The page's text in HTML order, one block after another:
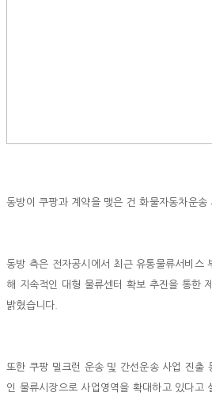
동방이 쿠팡과 계약을 맺은 건 화물자동차운송
동방 측은 전자공시에서 최근 유통물류서비스
해 지속적인 대형 물류센터 확보 추진을 통한
밝혔습니다.
또한 쿠팡 밀크런 운송 및 간선운송 사업 진출
인 물류시장으로 사업영역을 확대하고 있다고